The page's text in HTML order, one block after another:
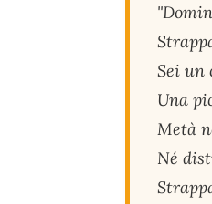
Sei un
Una
Metà
Né